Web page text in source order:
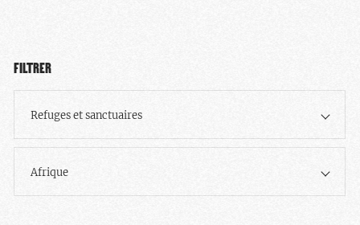
FILTRER
Refuges et sanctuaires
Afrique